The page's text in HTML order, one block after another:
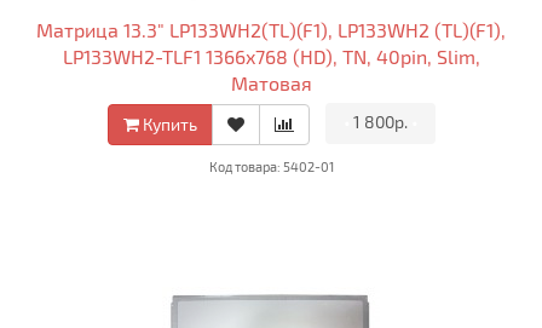
Матрица 13.3" LP133WH2(TL)(F1), LP133WH2 (TL)(F1),
LP133WH2-TLF1 1366x768 (HD), TN, 40pin, Slim,
Матовая
Купить 1 800р.
Код товара: 5402-01